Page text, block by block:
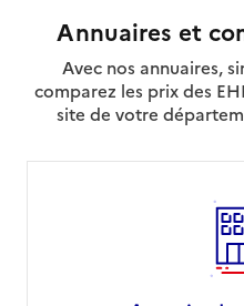
Annuaires et
Avec nos annuaires,
comparez les prix des
site de votre